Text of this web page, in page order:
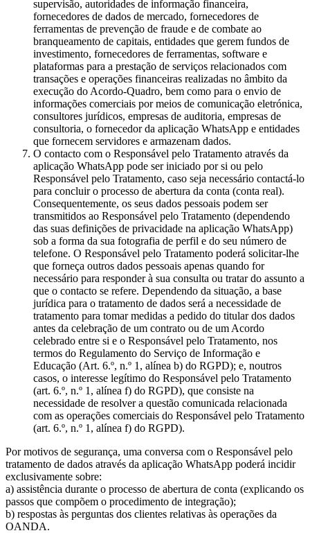
supervisão, autoridades de informação financeira,
fornecedores de dados de mercado, fornecedores de
ferramentas de prevenção de fraude e de combate ao
branqueamento de capitais, entidades que gerem fundos de
investimento, fornecedores de ferramentas, software e
plataformas para a prestação de serviços relacionados com
transações e operações financeiras realizadas no âmbito da
execução do Acordo-Quadro, bem como para o envio de
informações comerciais por meios de comunicação eletrónica,
consultores jurídicos, empresas de auditoria, empresas de
consultoria, o fornecedor da aplicação WhatsApp e entidades
que fornecem servidores e armazenam dados.
O contacto com o Responsável pelo Tratamento através da
aplicação WhatsApp pode ser iniciado por si ou pelo
Responsável pelo Tratamento, caso seja necessário contactá-lo
para concluir o processo de abertura da conta (conta real).
Consequentemente, os seus dados pessoais podem ser
transmitidos ao Responsável pelo Tratamento (dependendo
das suas definições de privacidade na aplicação WhatsApp)
sob a forma da sua fotografia de perfil e do seu número de
telefone. O Responsável pelo Tratamento poderá solicitar-lhe
que forneça outros dados pessoais apenas quando for
necessário para responder à sua consulta ou tratar do assunto a
que o contacto se refere. Dependendo da situação, a base
jurídica para o tratamento de dados será a necessidade de
tratamento para tomar medidas a pedido do titular dos dados
antes da celebração de um contrato ou de um Acordo
celebrado entre si e o Responsável pelo Tratamento, nos
termos do Regulamento do Serviço de Informação e
Educação (Art. 6.º, n.º 1, alínea b) do RGPD); e, noutros
casos, o interesse legítimo do Responsável pelo Tratamento
(art. 6.º, n.º 1, alínea f) do RGPD), que consiste na
necessidade de resolver a questão comunicada relacionada
com as operações comerciais do Responsável pelo Tratamento
(art. 6.º, n.º 1, alínea f) do RGPD).
Por motivos de segurança, uma conversa com o Responsável pelo
tratamento de dados através da aplicação WhatsApp poderá incidir
exclusivamente sobre:
a) assistência durante o processo de abertura de conta (explicando os
passos que compõem o procedimento de integração);
b) respostas às perguntas dos clientes relativas às operações da
OANDA.